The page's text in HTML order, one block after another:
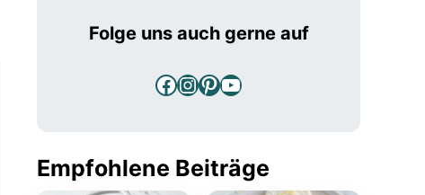
Folge uns auch gerne auf
Facebook
Instagram
Pinterest
YouTube
Empfohlene Beiträge